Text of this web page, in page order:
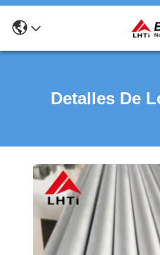
Detalles De